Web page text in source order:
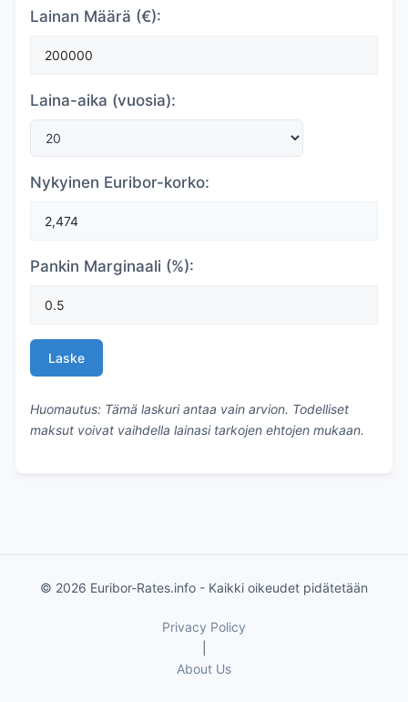
Lainan Määrä (€):
Laina-aika (vuosia):
Nykyinen Euribor-korko:
Pankin Marginaali (%):
Laske
Huomautus: Tämä laskuri antaa vain arvion. Todelliset
maksut voivat vaihdella lainasi tarkojen ehtojen mukaan.
© 2026 Euribor-Rates.info - Kaikki oikeudet pidätetään
Privacy Policy
About Us